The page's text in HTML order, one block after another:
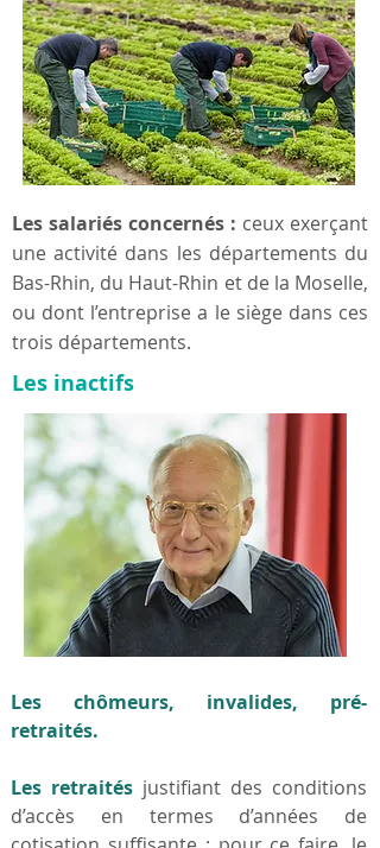
Les salariés concernés : ceux exerçant
une activité dans les départements du
Bas-Rhin, du Haut-Rhin et de la Moselle,
ou dont l’entreprise a le siège dans ces
trois départements.
Les inactifs
Les chômeurs, invalides, pré-
retraités.
Les retraités justifiant des conditions
d’accès en termes d’années de